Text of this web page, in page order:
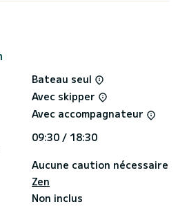
Bateau seul
Avec skipper
Avec accompagnateur
09:30 / 18:30
Aucune caution nécessaire
Zen
Non inclus